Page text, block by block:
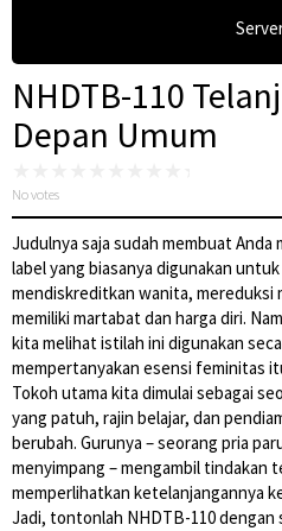
NHDTB-110
Depan Umum
No votes
Judulnya saja sudah membuat Anda
label yang biasanya digunakan
mendiskreditkan wanita, mereduksi
memiliki martabat dan harga diri.
kita melihat istilah ini digunakan
mempertanyakan esensi feminitas
Tokoh utama kita dimulai sebagai
yang patuh, rajin belajar, dan
berubah. Gurunya – seorang pria
menyimpang – mengambil tindakan
memperlihatkan ketelanjangannya
Jadi, tontonlah NHDTB-110 dengan